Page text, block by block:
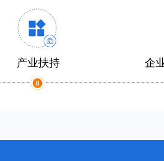
产业扶持 企